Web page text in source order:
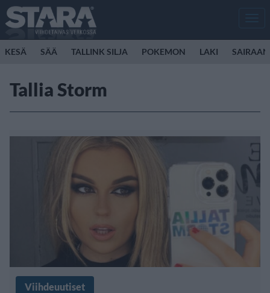
KESÄ SÄÄ TALLINK SILJA POKEMON LAKI
Tallia Storm
Viihdeuutiset